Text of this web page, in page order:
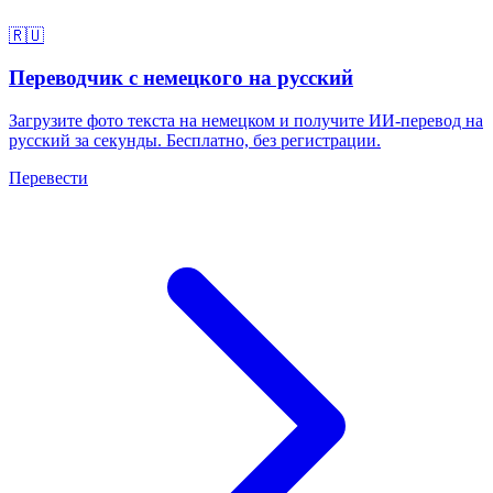
🇷🇺
Переводчик с немецкого на русский
Загрузите фото текста на немецком и получите ИИ-перевод на
русский за секунды. Бесплатно, без регистрации.
Перевести